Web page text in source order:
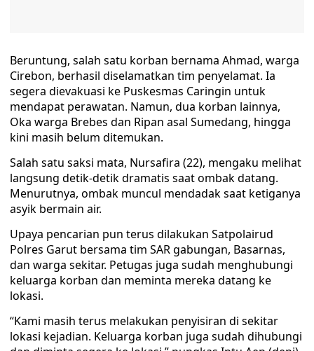
Beruntung, salah satu korban bernama Ahmad, warga
Cirebon, berhasil diselamatkan tim penyelamat. Ia
segera dievakuasi ke Puskesmas Caringin untuk
mendapat perawatan. Namun, dua korban lainnya,
Oka warga Brebes dan Ripan asal Sumedang, hingga
kini masih belum ditemukan.
Salah satu saksi mata, Nursafira (22), mengaku melihat
langsung detik-detik dramatis saat ombak datang.
Menurutnya, ombak muncul mendadak saat ketiganya
asyik bermain air.
Upaya pencarian pun terus dilakukan Satpolairud
Polres Garut bersama tim SAR gabungan, Basarnas,
dan warga sekitar. Petugas juga sudah menghubungi
keluarga korban dan meminta mereka datang ke
lokasi.
“Kami masih terus melakukan penyisiran di sekitar
lokasi kejadian. Keluarga korban juga sudah dihubungi